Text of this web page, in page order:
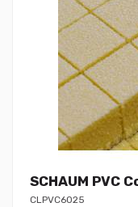
SCHAUM PVC
CLPVC6025